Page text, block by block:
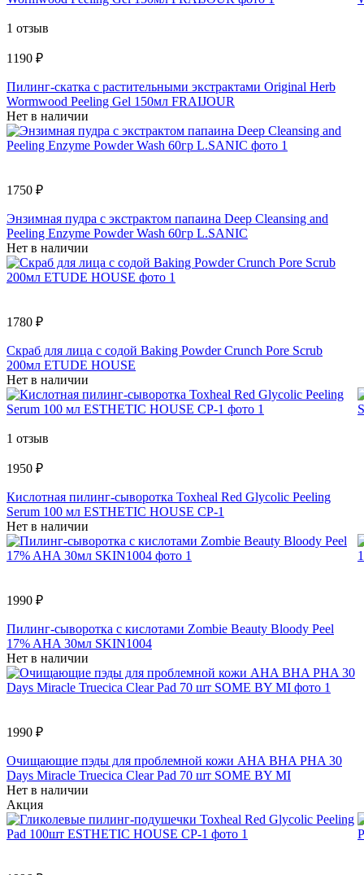
1 отзыв
1190 ₽
Пилинг-скатка с растительными экстрактами Original Herb
Wormwood Peeling Gel 150мл FRAIJOUR
Нет в наличии
1750 ₽
Энзимная пудра с экстрактом папаина Deep Cleansing and
Peeling Enzyme Powder Wash 60гр L.SANIC
Нет в наличии
1780 ₽
Скраб для лица с содой Baking Powder Crunch Pore Scrub
200мл ETUDE HOUSE
Нет в наличии
1 отзыв
1950 ₽
Кислотная пилинг-сыворотка Toxheal Red Glycolic Peeling
Serum 100 мл ESTHETIC HOUSE СР-1
Нет в наличии
1990 ₽
Пилинг-сыворотка с кислотами Zombie Beauty Bloody Peel
17% AHA 30мл SKIN1004
Нет в наличии
1990 ₽
Очищающие пэды для проблемной кожи AHA BHA PHA 30
Days Miracle Truecica Clear Pad 70 шт SOME BY MI
Нет в наличии
Акция